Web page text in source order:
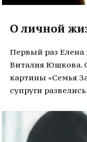
О личной
Первый раз Елена
Виталия Юшкова.
картины «Семья
супруги развелись.